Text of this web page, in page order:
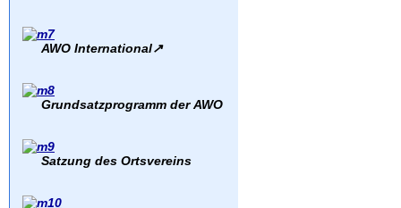
AWO International↗
Grundsatzprogramm der AWO
Satzung des Ortsvereins